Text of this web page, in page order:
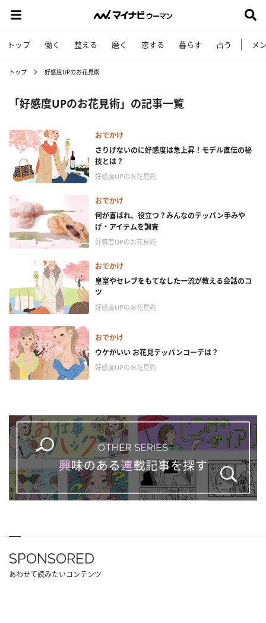
トップ 働く 整える 磨く 恋する 暮らす 占う メ
トップ 好感度UPのお花見術
「好感度UPのお花見術」の記事一覧
おでかけ
さりげないのに好感度は急上昇！モデル直伝の秘
技とは？
好感度UPのお花見術
おでかけ
何が喜ばれ、役立つ？みんなのテッパン手みや
げ・アイテムを調査
好感度UPのお花見術
おでかけ
皇室やセレブをもてなした一流が教える会話のコ
ツ
好感度UPのお花見術
おでかけ
ウケがいい お花見テッパンコーデは？
好感度UPのお花見術
SPONSORED
あわせて読みたいコンテンツ